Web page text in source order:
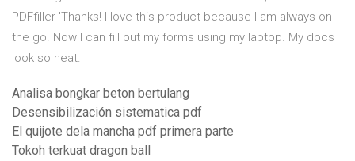
PDFfiller 'Thanks! I love this product because I am always on
the go. Now I can fill out my forms using my laptop. My docs
look so neat.
Analisa bongkar beton bertulang
Desensibilización sistematica pdf
El quijote dela mancha pdf primera parte
Tokoh terkuat dragon ball